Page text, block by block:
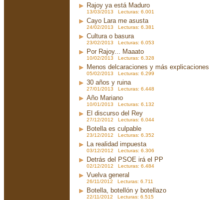
Rajoy ya está Maduro
13/03/2013 Lecturas: 6.001
Cayo Lara me asusta
24/02/2013 Lecturas: 6.381
Cultura o basura
23/02/2013 Lecturas: 6.053
Por Rajoy... Maaato
10/02/2013 Lecturas: 6.328
Menos delcaraciones y más explicaciones
05/02/2013 Lecturas: 6.299
30 años y ruina
27/01/2013 Lecturas: 6.448
Año Mariano
10/01/2013 Lecturas: 6.132
El discurso del Rey
27/12/2012 Lecturas: 6.044
Botella es culpable
23/12/2012 Lecturas: 6.352
La realidad impuesta
03/12/2012 Lecturas: 6.306
Detrás del PSOE irá el PP
02/12/2012 Lecturas: 6.484
Vuelva general
26/11/2012 Lecturas: 6.711
Botella, botellón y botellazo
22/11/2012 Lecturas: 6.515